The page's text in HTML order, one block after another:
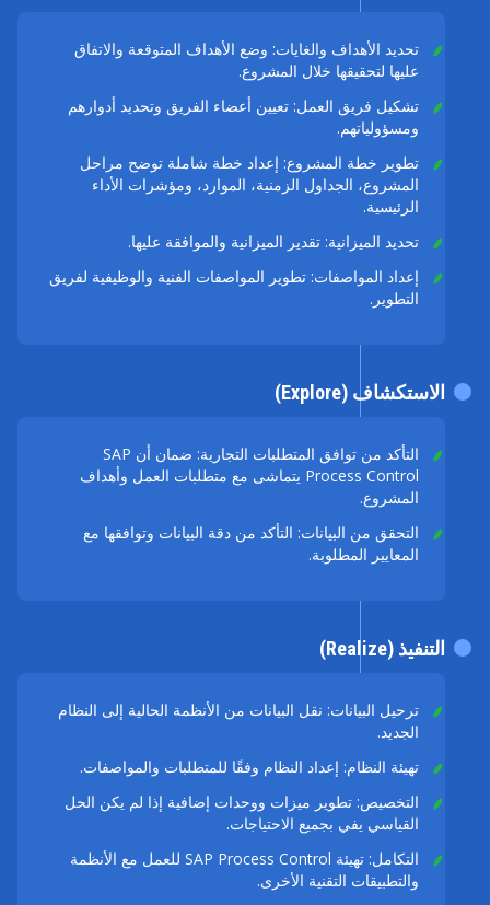
تحديد الأهداف والغايات: وضع الأهداف المتوقعة والاتفاق
عليها لتحقيقها خلال المشروع.
تشكيل فريق العمل: تعيين أعضاء الفريق وتحديد أدوارهم
ومسؤولياتهم.
تطوير خطة المشروع: إعداد خطة شاملة توضح مراحل
المشروع، الجداول الزمنية، الموارد، ومؤشرات الأداء
الرئيسية.
تحديد الميزانية: تقدير الميزانية والموافقة عليها.
إعداد المواصفات: تطوير المواصفات الفنية والوظيفية لفريق
التطوير.
التأكد من توافق المتطلبات التجارية: ضمان أن SAP
Process Control يتماشى مع متطلبات العمل وأهداف
المشروع.
التحقق من البيانات: التأكد من دقة البيانات وتوافقها مع
المعايير المطلوبة.
الاستكشاف (Explore)
ترحيل البيانات: نقل البيانات من الأنظمة الحالية إلى النظام
الجديد.
تهيئة النظام: إعداد النظام وفقًا للمتطلبات والمواصفات.
التخصيص: تطوير ميزات ووحدات إضافية إذا لم يكن الحل
القياسي يفي بجميع الاحتياجات.
التكامل: تهيئة SAP Process Control للعمل مع الأنظمة
والتطبيقات التقنية الأخرى.
التنفيذ (Realize)